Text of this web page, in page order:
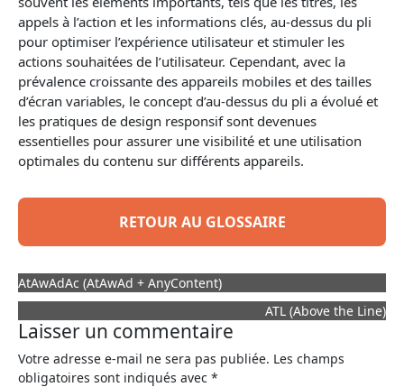
appels à l’action et les informations clés, au-dessus du pli
pour optimiser l’expérience utilisateur et stimuler les
actions souhaitées de l’utilisateur. Cependant, avec la
prévalence croissante des appareils mobiles et des tailles
d’écran variables, le concept d’au-dessus du pli a évolué et
les pratiques de design responsif sont devenues
essentielles pour assurer une visibilité et une utilisation
optimales du contenu sur différents appareils.
RETOUR AU GLOSSAIRE
AtAwAdAc (AtAwAd + AnyContent)
ATL (Above the Line)
Laisser un commentaire
Votre adresse e-mail ne sera pas publiée. Les champs
obligatoires sont indiqués avec *